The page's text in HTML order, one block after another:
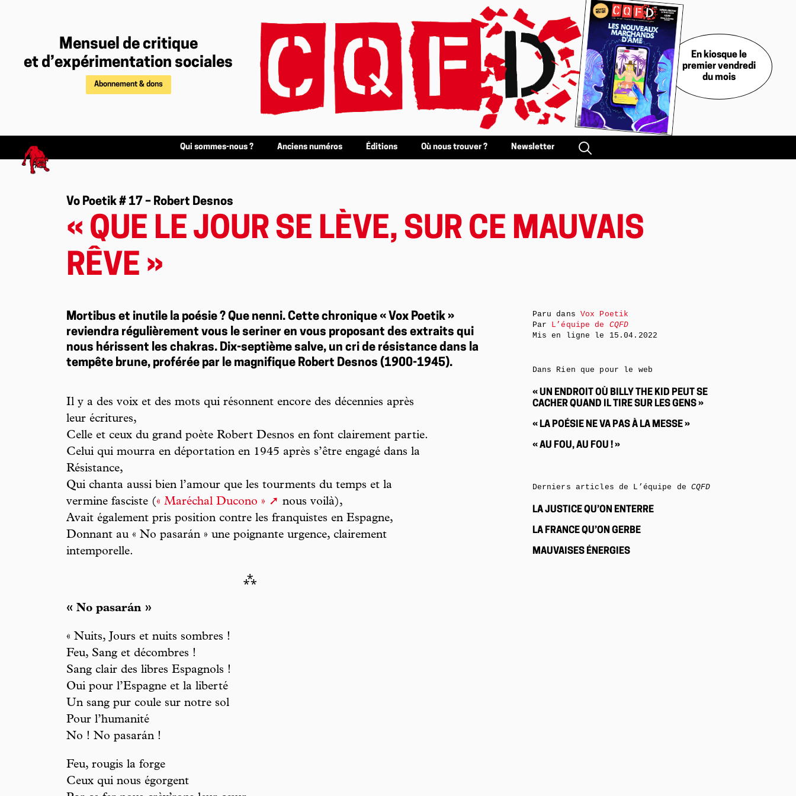
Mensuel de critique
et d’expérimentation sociales
Abonnement & dons
En kiosque le
premier vendredi
du mois
Qui sommes-nous ? Anciens numéros Éditions Où nous trouver ? Newsletter
Vo Poetik # 17 – Robert Desnos
« QUE LE JOUR SE LÈVE, SUR CE MAUVAIS
RÊVE »
Mortibus et inutile la poésie ? Que nenni. Cette chronique « Vox Poetik »
reviendra régulièrement vous le seriner en vous proposant des extraits qui
nous hérissent les chakras. Dix-septième salve, un cri de résistance dans la
tempête brune, proférée par le magnifique Robert Desnos (1900-1945).
Il y a des voix et des mots qui résonnent encore des décennies après
leur écritures,
Celle et ceux du grand poète Robert Desnos en font clairement partie.
Celui qui mourra en déportation en 1945 après s’être engagé dans la
Résistance,
Qui chanta aussi bien l’amour que les tourments du temps et la
vermine fasciste (« Maréchal Ducono »
nous voilà),
Avait également pris position contre les franquistes en Espagne,
Donnant au « No pasarán » une poignante urgence, clairement
intemporelle.
⁂
« No pasarán »
« Nuits, Jours et nuits sombres !
Feu, Sang et décombres !
Sang clair des libres Espagnols !
Oui pour l’Espagne et la liberté
Un sang pur coule sur notre sol
Pour l’humanité
No ! No pasarán !
Feu, rougis la forge
Ceux qui nous égorgent
Paru dans Vox Poetik
Par L’équipe de CQFD
Mis en ligne le 15.04.2022
Dans Rien que pour le web
« UN ENDROIT OÙ BILLY THE KID PEUT SE
CACHER QUAND IL TIRE SUR LES GENS »
« LA POÉSIE NE VA PAS À LA MESSE »
« AU FOU, AU FOU ! »
Derniers articles de L’équipe de CQFD
LA JUSTICE QU’ON ENTERRE
LA FRANCE QU’ON GERBE
MAUVAISES ÉNERGIES